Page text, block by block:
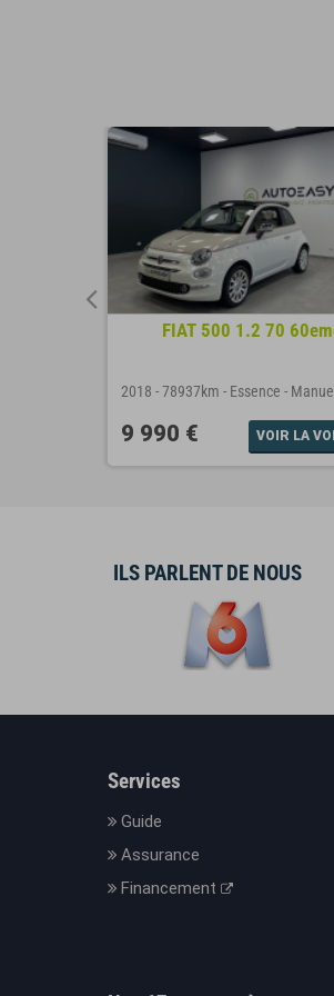
FIAT 500 1.2 70
2018 -78937km - Essence -
9 990 € VOIR LA
ILS PARLENT DE NOUS
Services
Guide
Assurance
Financement